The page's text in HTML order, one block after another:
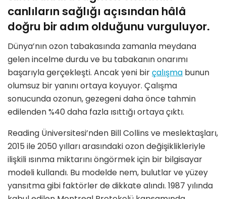
canlıların sağlığı açısından hâlâ
doğru bir adım olduğunu vurguluyor.
Dünya’nın ozon tabakasında zamanla meydana
gelen incelme durdu ve bu tabakanın onarımı
başarıyla gerçekleşti. Ancak yeni birçalışma bunun
olumsuz bir yanını ortaya koyuyor. Çalışma
sonucunda ozonun, gezegeni daha önce tahmin
edilenden %40 daha fazla ısıttığı ortaya çıktı.
Reading Üniversitesi’nden Bill Collins ve meslektaşları,
2015 ile 2050 yılları arasındaki ozon değişiklikleriyle
ilişkili ısınma miktarını öngörmek için bir bilgisayar
modeli kullandı. Bu modelde nem, bulutlar ve yüzey
yansıtma gibi faktörler de dikkate alındı. 1987 yılında